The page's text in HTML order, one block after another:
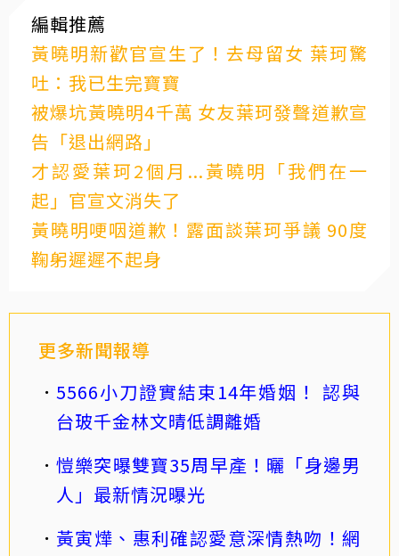
編輯推薦
黃曉明新歡官宣生了！去母留女 葉珂驚
吐：我已生完寶寶
被爆坑黃曉明4千萬 女友葉珂發聲道歉宣
告「退出網路」
才認愛葉珂2個月...黃曉明「我們在一
起」官宣文消失了
黃曉明哽咽道歉！露面談葉珂爭議 90度
鞠躬遲遲不起身
更多新聞報導
5566小刀證實結束14年婚姻！ 認與
台玻千金林文晴低調離婚
愷樂突曝雙寶35周早產！曬「身邊男
人」最新情況曝光
黃寅燁、惠利確認愛意深情熱吻！網